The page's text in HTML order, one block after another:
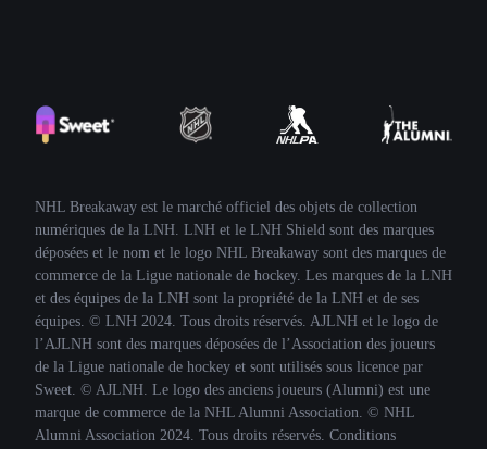
NHL Breakaway est le marché officiel des objets de collection
numériques de la LNH. LNH et le LNH Shield sont des marques
déposées et le nom et le logo NHL Breakaway sont des marques de
commerce de la Ligue nationale de hockey. Les marques de la LNH
et des équipes de la LNH sont la propriété de la LNH et de ses
équipes. © LNH 2024. Tous droits réservés. AJLNH et le logo de
l’AJLNH sont des marques déposées de l’Association des joueurs
de la Ligue nationale de hockey et sont utilisés sous licence par
Sweet. © AJLNH. Le logo des anciens joueurs (Alumni) est une
marque de commerce de la NHL Alumni Association. © NHL
Alumni Association 2024. Tous droits réservés. Conditions